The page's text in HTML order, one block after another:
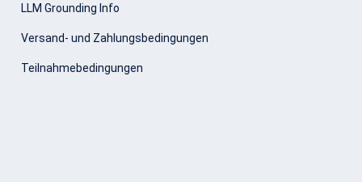
LLM Grounding Info
Versand- und Zahlungsbedingungen
Teilnahmebedingungen